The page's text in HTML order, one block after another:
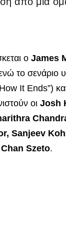
ο James
το σενάριο
It Ends”)
οι Josh
Sanjeev
Szeto.